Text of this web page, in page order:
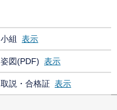
小組
姿図(PDF)
取説・合格証